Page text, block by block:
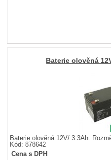
Baterie olověná
Baterie olověná 12V/ 3.3Ah.
Kód: 878642
Cena s DPH